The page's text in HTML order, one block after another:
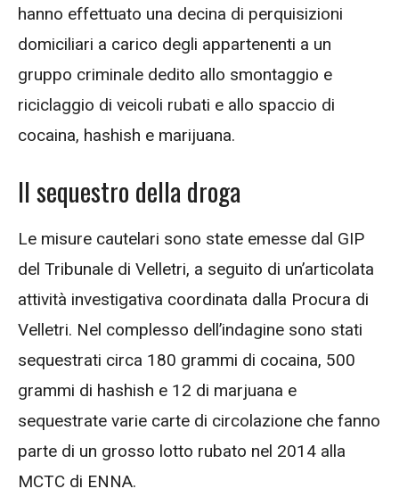
hanno effettuato una decina di perquisizioni
domiciliari a carico degli appartenenti a un
gruppo criminale dedito allo smontaggio e
riciclaggio di veicoli rubati e allo spaccio di
cocaina, hashish e marijuana.
Il sequestro della droga
Le misure cautelari sono state emesse dal GIP
del Tribunale di Velletri, a seguito di un’articolata
attività investigativa coordinata dalla Procura di
Velletri. Nel complesso dell’indagine sono stati
sequestrati circa 180 grammi di cocaina, 500
grammi di hashish e 12 di marjuana e
sequestrate varie carte di circolazione che fanno
parte di un grosso lotto rubato nel 2014 alla
MCTC di ENNA.